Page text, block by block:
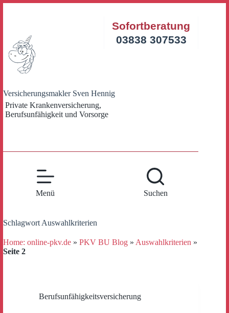
Versicherungsmakler Sven Hennig
Private Krankenversicherung,
Berufsunfähigkeit und Vorsorge
Sofortberatung
03838 307533
Menü Suchen
Schlagwort Auswahlkriterien
Home: online-pkv.de » PKV BU Blog » Auswahlkriterien »
Seite 2
Berufsunfähigkeitsversicherung